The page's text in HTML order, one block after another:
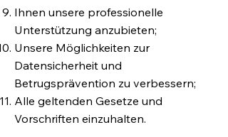
Ihnen unsere professionelle
Unterstützung anzubieten;
Unsere Möglichkeiten zur
Datensicherheit und
Betrugsprävention zu verbessern;
Alle geltenden Gesetze und
Vorschriften einzuhalten.